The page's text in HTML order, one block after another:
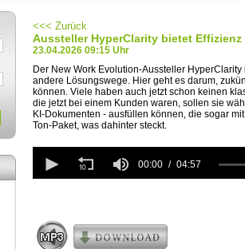
<<< Zurück
Aussteller HyperClarity bietet
23.04.2026 09:15 Uhr
Der New Work Evolution-Aussteller
andere Lösungswege. Hier geht es darum,
können. Viele haben auch jetzt schon keinen
die jetzt bei einem Kunden waren, sollen sie
KI-Dokumenten - ausfüllen können, die sogar
Ton-Paket, was dahinter steckt.
seconds
of
secondsVolume
90%
00:00 04:57